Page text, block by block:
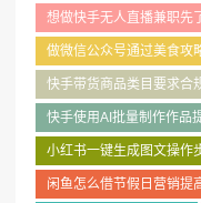
想做快手无人直播兼职先
做微信公众号通过美食攻
快手带货商品类目要求合
快手使用AI批量制作作品
小红书一键生成图文操作
闲鱼怎么借节假日营销提